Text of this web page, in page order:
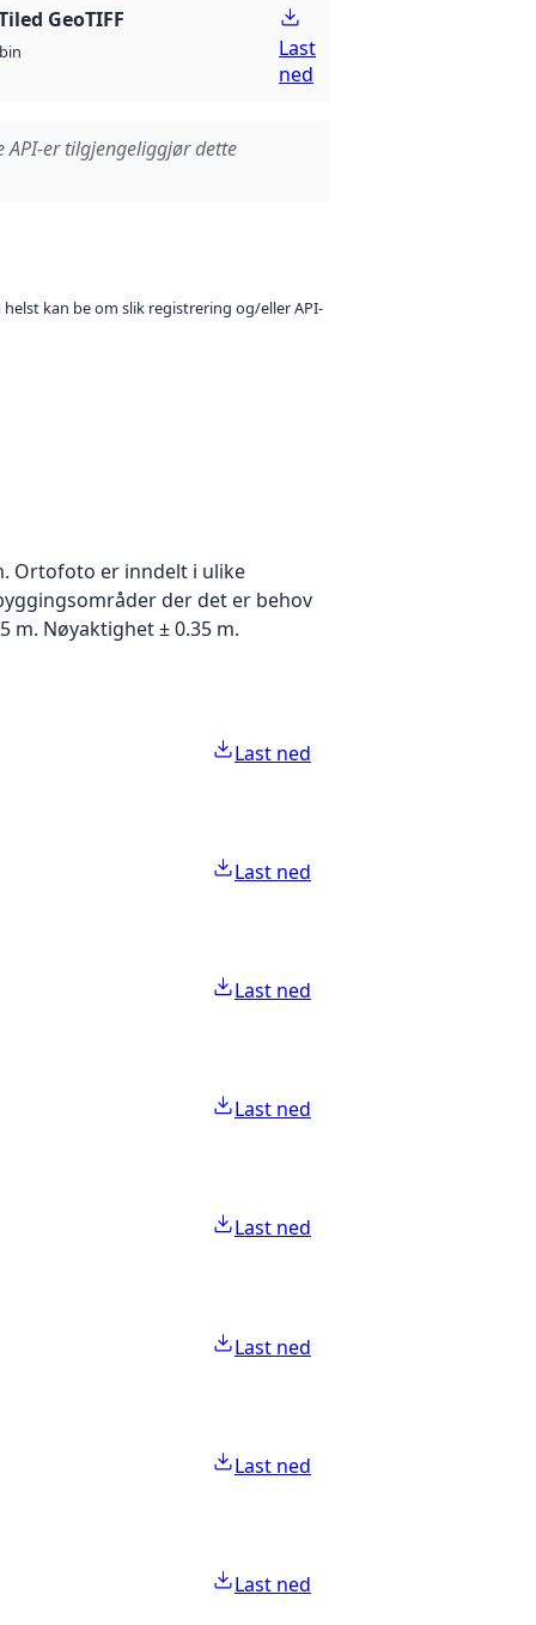
GeoTIFF
bin
Last
ned
API-er tilgjengeliggjør dette
kan be om slik registrering og/eller API-
Ortofoto er inndelt i ulike
der det er behov
m. Nøyaktighet ± 0.35 m.
Last ned
Last ned
Last ned
Last ned
Last ned
Last ned
Last ned
Last ned